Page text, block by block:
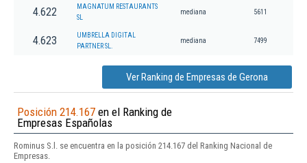
4.622
MAGNATUM RESTAURANTS
SL
mediana 5611
4.623
UMBRELLA DIGITAL
PARTNER SL.
mediana 7499
Ver Ranking de Empresas de Gerona
Posición 214.167 en el Ranking de
Empresas Españolas
Rominus S.l. se encuentra en la posición 214.167 del Ranking Nacional de
Empresas.